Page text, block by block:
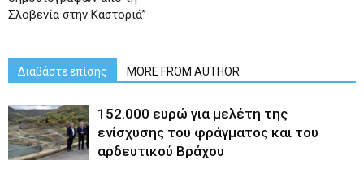
Σλοβενία στην Καστοριά”
Διαβάστε επίσης MORE FROM AUTHOR
152.000 ευρώ για μελέτη της
ενίσχυσης του φράγματος και του
αρδευτικού Βράχου